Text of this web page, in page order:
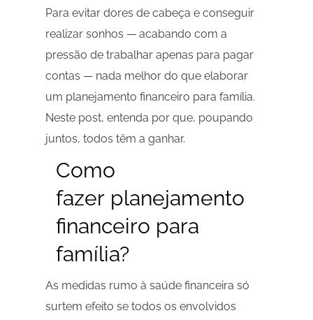
Para evitar dores de cabeça e conseguir
realizar sonhos — acabando com a
pressão de trabalhar apenas para pagar
contas — nada melhor do que elaborar
um planejamento financeiro para família.
Neste post, entenda por que, poupando
juntos, todos têm a ganhar.
Como
fazer planejamento
financeiro para
família?
As medidas rumo à saúde financeira só
surtem efeito se todos os envolvidos